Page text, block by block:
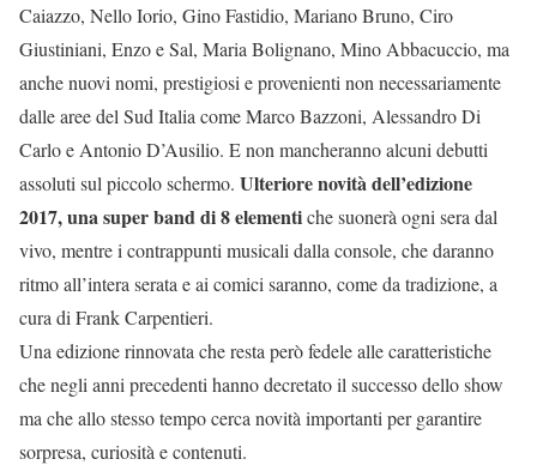
Caiazzo, Nello Iorio, Gino Fastidio, Mariano Bruno, Ciro
Giustiniani, Enzo e Sal, Maria Bolignano, Mino Abbacuccio, ma
anche nuovi nomi, prestigiosi e provenienti non necessariamente
dalle aree del Sud Italia come Marco Bazzoni, Alessandro Di
Carlo e Antonio D’Ausilio. E non mancheranno alcuni debutti
assoluti sul piccolo schermo. Ulteriore novità dell’edizione
2017, una super band di 8 elementiche suonerà ogni sera dal
vivo, mentre i contrappunti musicali dalla console, che daranno
ritmo all’intera serata e ai comici saranno, come da tradizione, a
cura di Frank Carpentieri.
Una edizione rinnovata che resta però fedele alle caratteristiche
che negli anni precedenti hanno decretato il successo dello show
ma che allo stesso tempo cerca novità importanti per garantire
sorpresa, curiosità e contenuti.